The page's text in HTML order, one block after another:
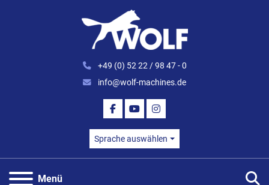
+49 (0) 52 22 / 98 47 - 0
info@wolf-machines.de
FACEBOOK
YOUTUBEINSTAGRAM
Sprache auswählen
Menü